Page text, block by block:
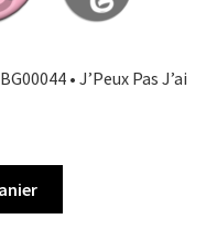
• J’Peux Pas J’ai